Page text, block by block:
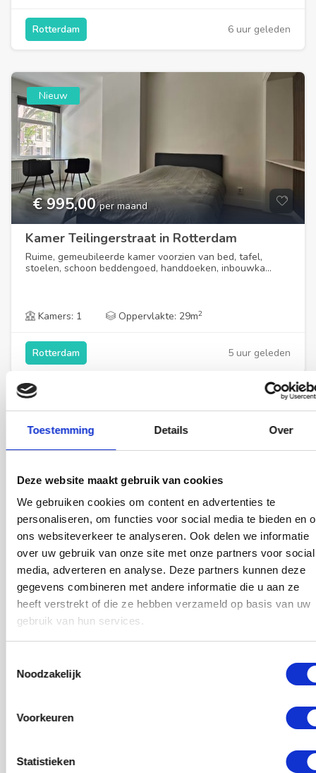
Toestemming Details Over
Deze website maakt gebruik van cookies
We gebruiken cookies om content en advertenties te
personaliseren, om functies voor social media te bieden en
ons websiteverkeer te analyseren. Ook delen we informatie
over uw gebruik van onze site met onze partners voor social
media, adverteren en analyse. Deze partners kunnen deze
gegevens combineren met andere informatie die u aan ze
heeft verstrekt of die ze hebben verzameld op basis van uw
gebruik van hun services.
Noodzakelijk
Voorkeuren
Statistieken
6 uur geleden
Rotterdam
Nieuw
€ 995,00 per maand
Kamer Teilingerstraat in Rotterdam
Ruime, gemeubileerde kamer voorzien van bed, tafel,
stoelen, schoon beddengoed, handdoeken, inbouwka...
Kamers: 1 Oppervlakte: 29m2
5 uur geleden
Rotterdam
€ 900,00 per maand
Kamer Mathenesserweg in Rotterdam
De kamer (35 m²) is ruim en volledig gemeubileerd met een
tweepersoonsbed, een kledingkast en een bu...
Kamers: 1 Oppervlakte: 35m
5 uur geleden
Rotterdam